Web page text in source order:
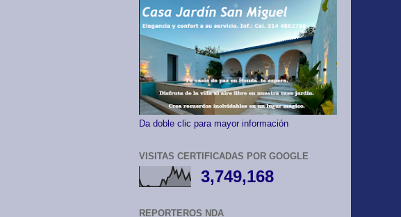
Da doble clic para mayor información
VISITAS CERTIFICADAS POR GOOGLE
3,749,168
REPORTEROS NDA